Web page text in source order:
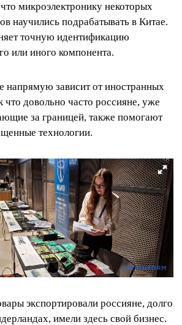
микроэлектронику некоторых
научились подрабатывать в Китае.
точную идентификацию
или иного компонента.
напрямую зависит от иностранных
довольно часто россияне, уже
за границей, также помогают
технологии.
экспортировали россияне, долго
имели здесь свой бизнес.